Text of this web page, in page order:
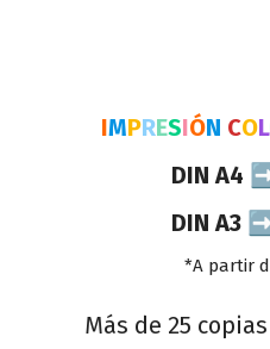
IMPRESIÓN COL
DIN A4
DIN A3 ➡
*A partir
Más de 25